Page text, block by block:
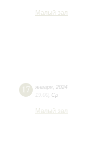
Малый зал
17 января 2024
19:00 Ср
Малый зал